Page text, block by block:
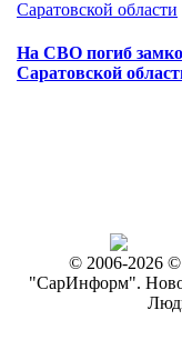
На СВО погиб
Саратовской
© 2006-2026
"СарИнформ".